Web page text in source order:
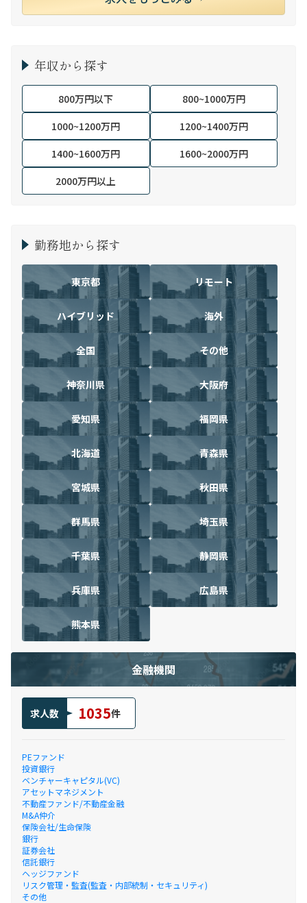
年収から探す
800万円以下
800~1000万円
1000~1200万円
1200~1400万円
1400~1600万円
1600~2000万円
2000万円以上
勤務地から探す
東京都 リモート
ハイブリッド 海外
全国 その他
神奈川県 大阪府
愛知県 福岡県
北海道 青森県
宮城県 秋田県
群馬県 埼玉県
千葉県 静岡県
兵庫県 広島県
熊本県
金融機関
求人数 1035件
PEファンド
投資銀行
ベンチャーキャピタル(VC)
アセットマネジメント
不動産ファンド/不動産金融
M&A仲介
保険会社/生命保険
銀行
証券会社
信託銀行
ヘッジファンド
リスク管理・監査(監査・内部統制・セキュリティ)
その他